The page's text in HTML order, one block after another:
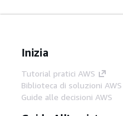
Inizia
Tutorial pratici AWS
Biblioteca di soluzioni AWS
Guide alle decisioni AWS